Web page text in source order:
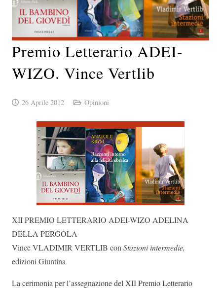
Premio Letterario ADEI-
WIZO. Vince Vertlib
26 Aprile 2012 Opinioni
XII PREMIO LETTERARIO ADEI-WIZO ADELINA
DELLA PERGOLA
Vince VLADIMIR VERTLIB con Stazioni intermedie,
edizioni Giuntina
La cerimonia per l’assegnazione del XII Premio Letterario